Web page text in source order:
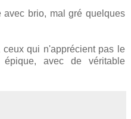
avec brio, mal gré quelques
qui n'apprécient pas le
avec de véritable